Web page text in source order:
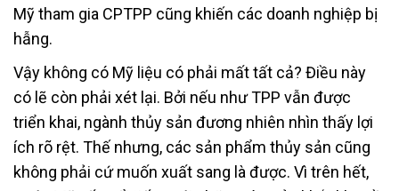
Mỹ tham gia CPTPP cũng khiến các doanh nghiệp bị
hẫng.
Vậy không có Mỹ liệu có phải mất tất cả? Điều này
có lẽ còn phải xét lại. Bởi nếu như TPP vẫn được
triển khai, ngành thủy sản đương nhiên nhìn thấy lợi
ích rõ rệt. Thế nhưng, các sản phẩm thủy sản cũng
không phải cứ muốn xuất sang là được. Vì trên hết,